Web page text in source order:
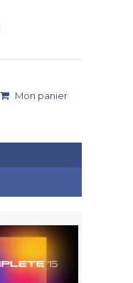
Mon panier